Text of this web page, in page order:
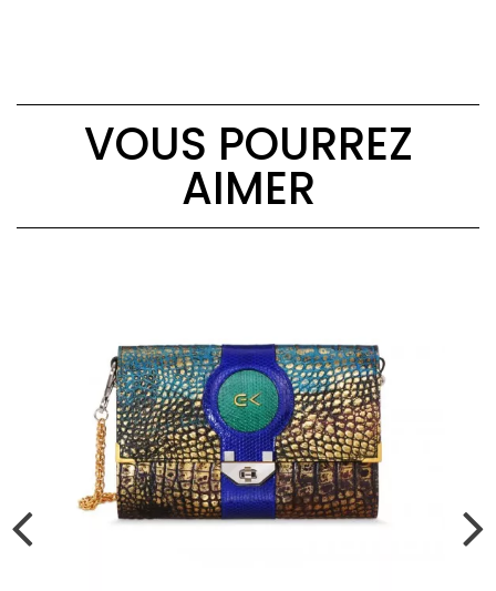
VOUS POURREZ
AIMER